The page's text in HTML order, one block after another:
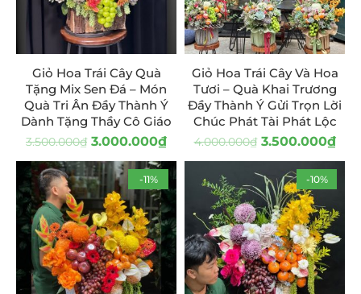
Giỏ Hoa Trái Cây Quà
Tặng Mix Sen Đá – Món
Quà Tri Ân Đầy Thành Ý
Dành Tặng Thầy Cô Giáo
3.500.000₫ 3.000.000₫
Giỏ Hoa Trái Cây Và Hoa
Tươi – Quà Khai Trương
Đầy Thành Ý Gửi Trọn Lời
Chúc Phát Tài Phát Lộc
4.000.000₫ 3.500.000₫
-11% -10%